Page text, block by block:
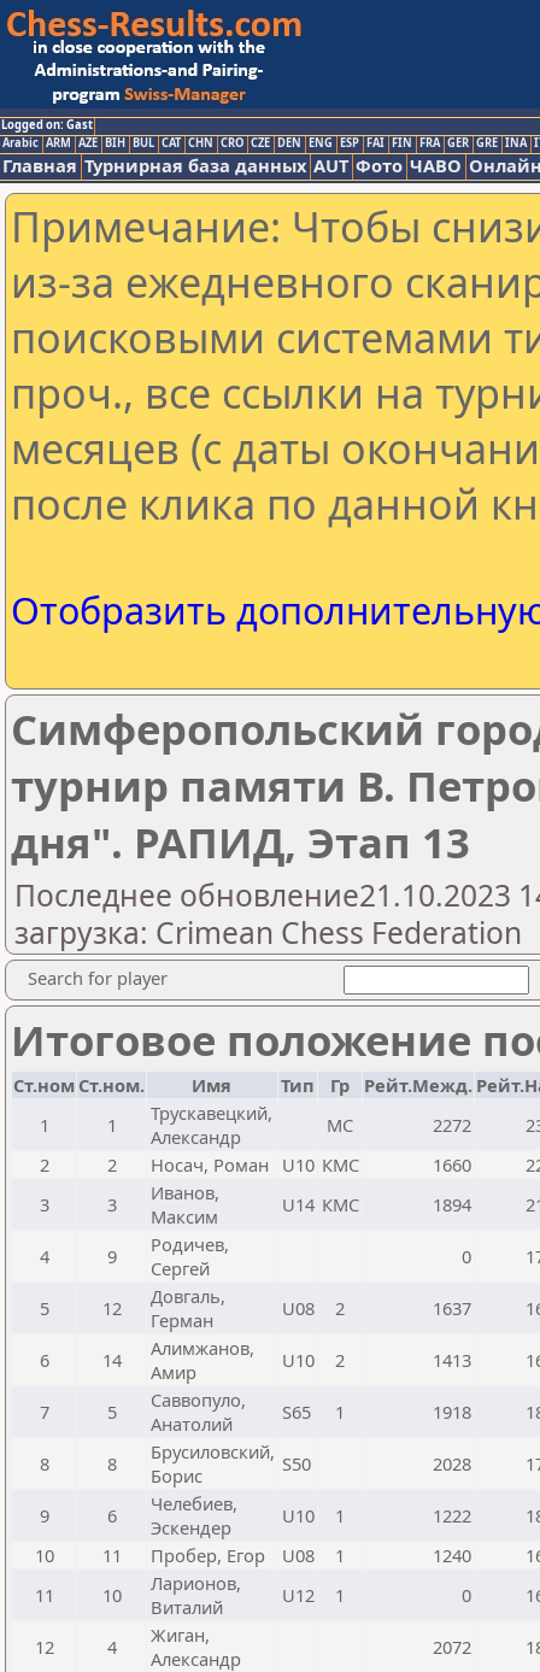
Logged on: Gast
Arabic ARM AZE BIH BUL CAT CHN CRO CZE DEN ENG ESP FAI FIN FRA GER GRE INA
Главная Турнирная база данных AUT Фото ЧАВО
Примечание: Чтобы
из-за ежедневного
поисковыми системами
проч., все ссылки на
месяцев (с даты
после клика по данной
Отобразить
Симферопольский
турнир памяти В.
дня". РАПИД, Этап 13
Последнее обновление21.10.2023
загрузка: Crimean Chess Federation
Search for player
Итоговое положение
Ст.ном Ст.ном. Имя Тип Гр Рейт.Межд.
1
1
Трускавецкий,
Александр
МС 2272
2
2 Носач, Роман U10 КМС 1660
3
3
Иванов,
Максим
U14 КМС 1894
4 9
Родичев,
Сергей
0
5 12
Довгаль,
Герман
U08 2 1637
6 14
Алимжанов,
Амир
U10 2 1413
7 5
Саввопуло,
Анатолий
S65 1 1918
8 8
Брусиловский,
Борис
S50 2028
9 6
Челебиев,
Эскендер
U10 1 1222
10
11 Пробер, Егор U08 1 1240
11
10
Ларионов,
Виталий
U12 1 0
12 4
Жиган,
Александр
2072